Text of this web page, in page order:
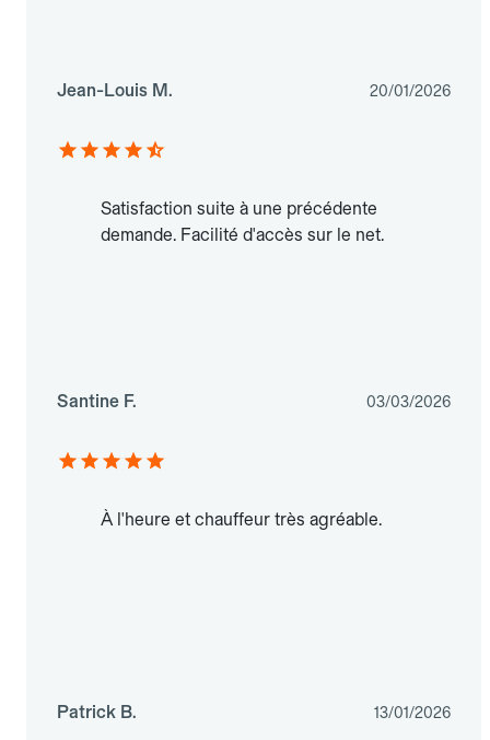
Jean-Louis M. 20/01/2026
Satisfaction suite à une précédente
demande. Facilité d'accès sur le net.
Santine F. 03/03/2026
À l'heure et chauffeur très agréable.
Patrick B. 13/01/2026